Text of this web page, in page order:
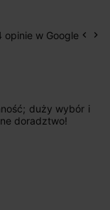
opinie w Google keyboard_arrow_left keyboard_arrow_right
duży wybór i
doradztwo!